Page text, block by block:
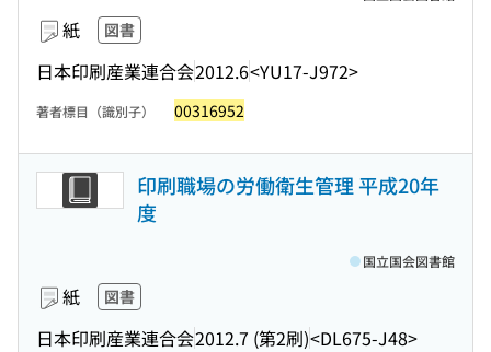
紙 図書
日本印刷産業連合会2012.6<YU17-J972>
著者標目（識別子） 00316952
印刷職場の労働衛生管理 平成20年
度
紙 図書
日本印刷産業連合会2012.7 (第2刷)<DL675-J48>
国立国会図書館